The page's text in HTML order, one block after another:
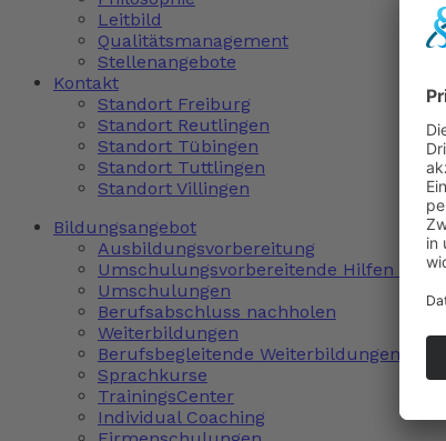
Leitbild
Qualitätsmanagement
Stellenangebote
Kontakt
Standort Freiburg
Standort Reutlingen
Standort Tübingen
Standort Tuttlingen
Standort Villingen
Bildungsangebot
Ausbildungsvorbereitung
Umschulungsvorbereitende Hilfen (uvH)
Umschulungen
Berufsabschluss nachholen
Weiterbildungen
Berufsbegleitende Weiterbildungen
Sprachkurse
TrainingsCenter
Individual Coaching